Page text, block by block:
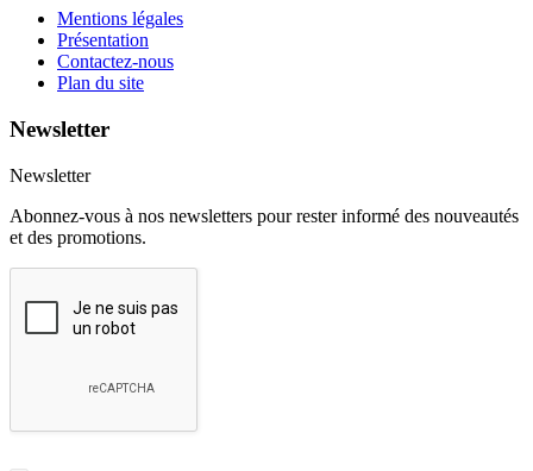
Mentions légales
Présentation
Contactez-nous
Plan du site
Newsletter
Newsletter
Abonnez-vous à nos newsletters pour rester informé des nouveautés
et des promotions.